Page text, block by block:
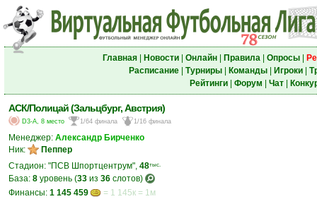
Главная| Новости| Онлайн| Правила| Опросы|
Расписание| Турниры| Команды| Игроки|
Рейтинги| Форум Чат|
АСК/Полицай (Зальцбург, Австрия)
D3-A, 8 место 1/64 финала 1/16 финала
Менеджер: Александр Бирченко
Ник:
Пеппер
Стадион: "ПСВ Шпортцентрум", 48тыс.
База: 8 уровень (33 из 36 слотов)
Финансы: 1 145 459
= 1 145к = 1м